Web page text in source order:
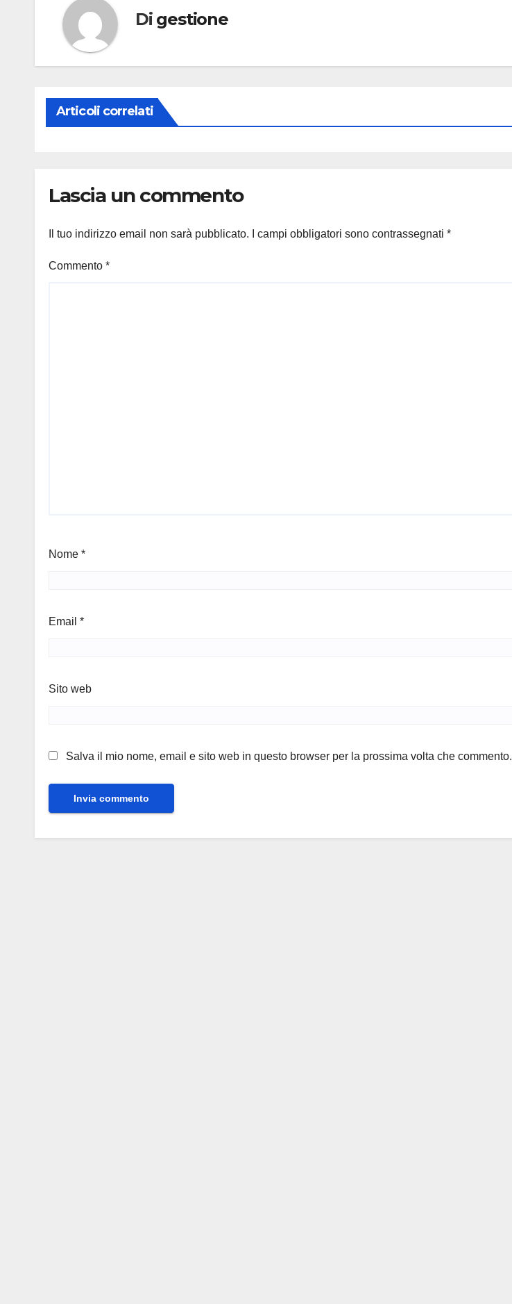
Di gestione
Articoli correlati
Lascia un commento
Il tuo indirizzo email non sarà pubblicato. I campi obbligatori sono contrassegnati *
Commento *
Nome *
Email *
Sito web
Salva il mio nome, email e sito web in questo browser per la prossima volta che commento.